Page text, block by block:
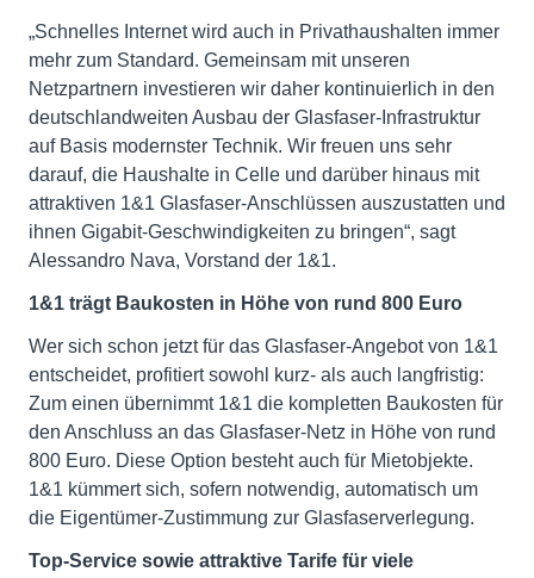
„Schnelles Internet wird auch in Privathaushalten immer
mehr zum Standard. Gemeinsam mit unseren
Netzpartnern investieren wir daher kontinuierlich in den
deutschlandweiten Ausbau der Glasfaser-Infrastruktur
auf Basis modernster Technik. Wir freuen uns sehr
darauf, die Haushalte in Celle und darüber hinaus mit
attraktiven 1&1 Glasfaser-Anschlüssen auszustatten und
ihnen Gigabit-Geschwindigkeiten zu bringen“, sagt
Alessandro Nava, Vorstand der 1&1.
1&1 trägt Baukosten in Höhe von rund 800 Euro
Wer sich schon jetzt für das Glasfaser-Angebot von 1&1
entscheidet, profitiert sowohl kurz- als auch langfristig:
Zum einen übernimmt 1&1 die kompletten Baukosten für
den Anschluss an das Glasfaser-Netz in Höhe von rund
800 Euro. Diese Option besteht auch für Mietobjekte.
1&1 kümmert sich, sofern notwendig, automatisch um
die Eigentümer-Zustimmung zur Glasfaserverlegung.
Top-Service sowie attraktive Tarife für viele